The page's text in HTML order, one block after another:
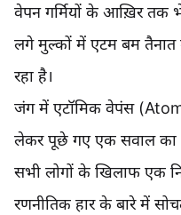
वेपन गर्मियों के आख़िर तक
लगे मुल्कों में एटम बम
रहा है।
जंग में एटॉमिक वेपंस
लेकर पूछे गए एक सवाल का
सभी लोगों के खिलाफ एक
रणनीतिक हार के बारे में